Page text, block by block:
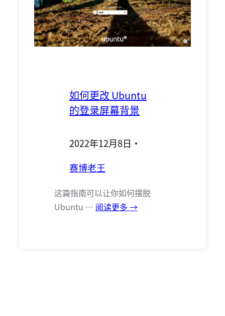
如何更改 Ubuntu
的登录屏幕背景
2022年12月8日 ·
赛博老王
这篇指南可以让你如何摆脱
Ubuntu … 阅读更多 →